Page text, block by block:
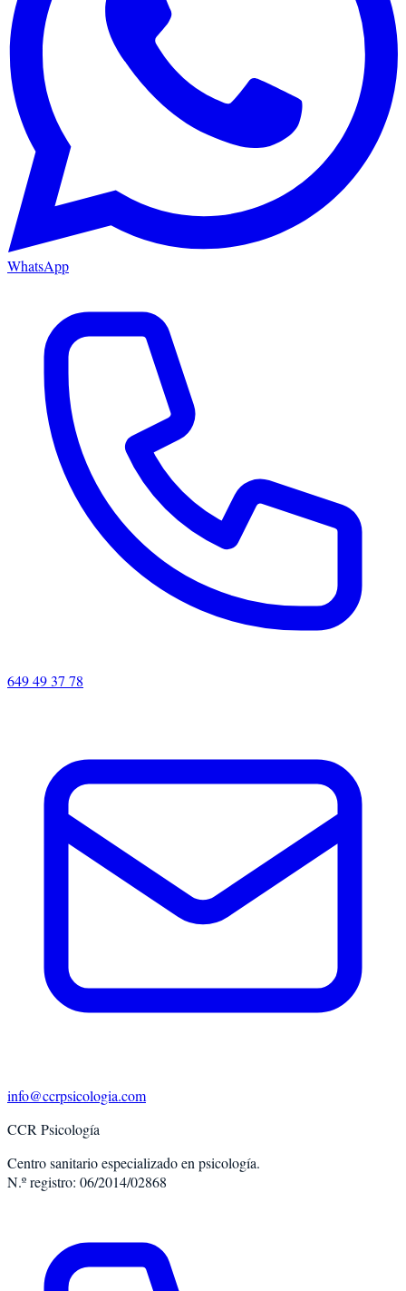
WhatsApp
649 49 37 78
info@ccrpsicologia.com
CCR Psicología
Centro sanitario especializado en psicología.
N.º registro: 06/2014/02868